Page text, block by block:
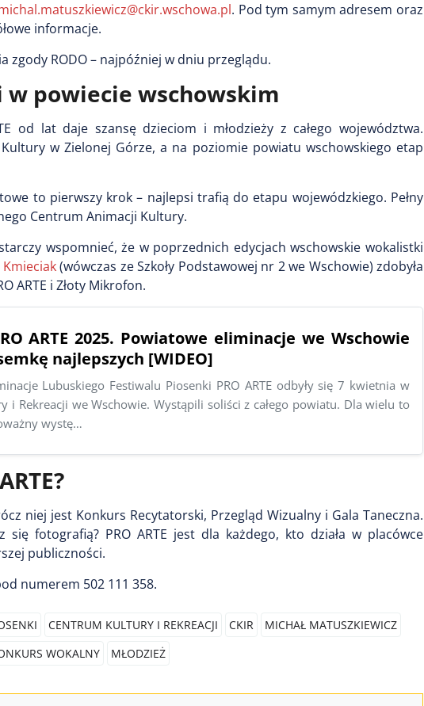
. Pod tym samym adresem oraz
informacje.
RODO – najpóźniej w dniu przeglądu.
w powiecie wschowskim
od lat daje szansę dzieciom i młodzieży z całego województwa.
w Zielonej Górze, a na poziomie powiatu wschowskiego etap
to pierwszy krok – najlepsi trafią do etapu wojewódzkiego. Pełny
Centrum Animacji Kultury.
wspomnieć, że w poprzednich edycjach wschowskie wokalistki
(wówczas ze Szkoły Podstawowej nr 2 we Wschowie) zdobyła
ARTE i Złoty Mikrofon.
ARTE 2025. Powiatowe eliminacje we Wschowie
najlepszych [WIDEO]
Lubuskiego Festiwalu Piosenki PRO ARTE odbyły się 7 kwietnia w
i Rekreacji we Wschowie. Wystąpili soliści z całego powiatu. Dla wielu to
wystę…
niej jest Konkurs Recytatorski, Przegląd Wizualny i Gala Taneczna.
fotografią? PRO ARTE jest dla każdego, kto działa w placówce
publiczności.
numerem 502 111 358.
CENTRUM KULTURY I REKREACJI CKIR
MICHAŁ MATUSZKIEWICZ
WOKALNY MŁODZIEŻ